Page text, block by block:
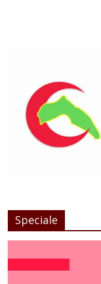
Speciale